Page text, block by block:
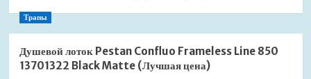
Трапы
Душевой лоток Pestan Confluo Frameless Line 850
13701322 Black Matte (Лучшая цена)